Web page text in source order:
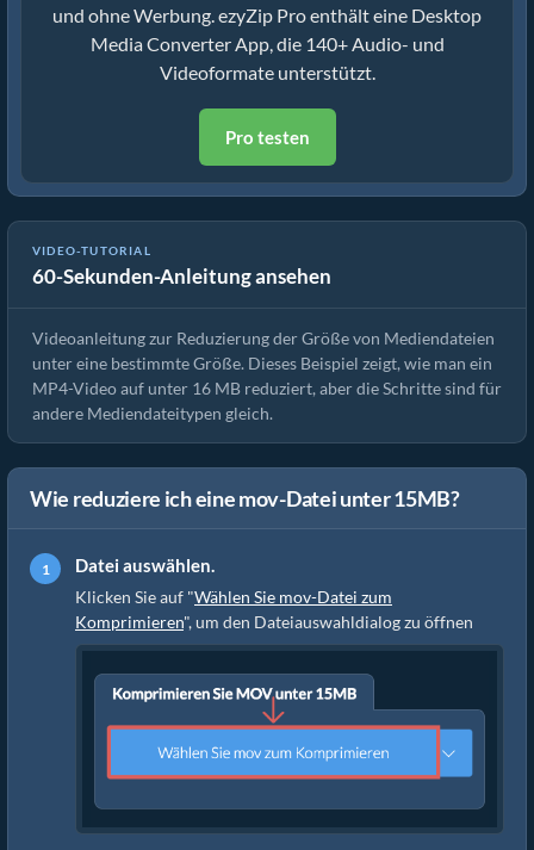
und ohne Werbung. ezyZip Pro enthält eine Desktop
Media Converter App, die 140+ Audio- und
Videoformate unterstützt.
Pro testen
VIDEO-TUTORIAL
60-Sekunden-Anleitung ansehen
Wie man MP4 auf 16MB reduziert (Einfache Anleitung)
Videoanleitung zur Reduzierung der Größe von Mediendateien
unter eine bestimmte Größe. Dieses Beispiel zeigt, wie man ein
MP4-Video auf unter 16 MB reduziert, aber die Schritte sind für
andere Mediendateitypen gleich.
Wie reduziere ich eine mov-Datei unter 15MB?
Datei auswählen.
Klicken Sie auf "Wählen Sie mov-Datei zum
Komprimieren", um den Dateiauswahldialog zu öffnen